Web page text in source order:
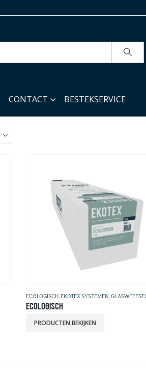
CONTACT BESTEKSERVICE
ECOLOGISCH, EKOTEX SYSTEMEN GLASWEEFSEL
ECOLOGISCH
PRODUCTEN BEKIJKEN